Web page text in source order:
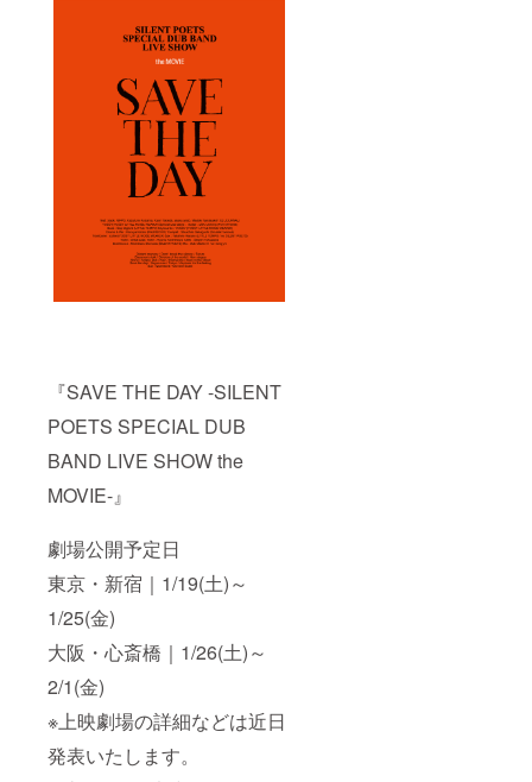
『SAVE THE DAY -SILENT
POETS SPECIAL DUB
BAND LIVE SHOW the
MOVIE-』
劇場公開予定日
東京・新宿｜1/19(土)～
1/25(金)
大阪・心斎橋｜1/26(土)～
2/1(金)
※上映劇場の詳細などは近日
発表いたします。